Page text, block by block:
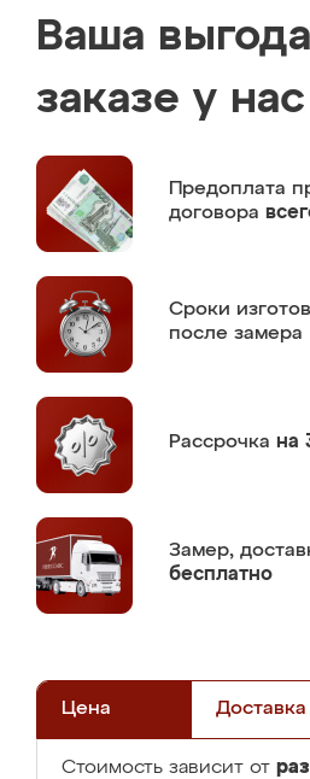
Ваша
заказе у нас
Предоплата
договора
Сроки
после замера
Рассрочка на
Замер,
бесплатно
Цена Доставка
Стоимость зависит от